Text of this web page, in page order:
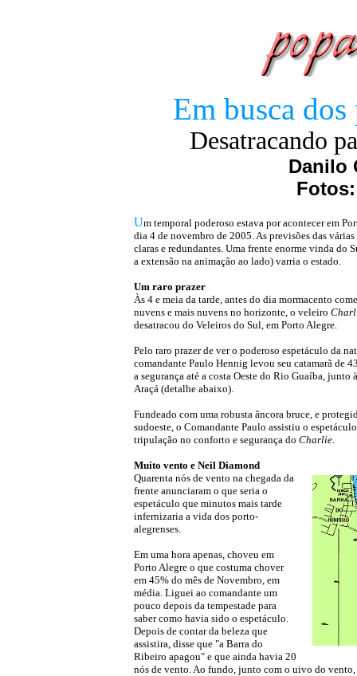
Em busca dos
Desatracando
Danilo
Um temporal poderoso estava por acontecer em
dia 4 de novembro de 2005. As previsões das várias
claras e redundantes. Uma frente enorme vinda do
a extensão na animação ao lado) varria o estado.
Um raro prazer
Às 4 e meia da tarde, antes do dia mormacento
nuvens e mais nuvens no horizonte, o veleiro
desatracou do Veleiros do Sul, em Porto Alegre.
Pelo raro prazer de ver o poderoso espetáculo da
comandante Paulo Hennig levou seu catamarã de
a segurança até a costa Oeste do Rio Guaíba, junto
Araçá (detalhe abaixo).
Fundeado com uma robusta âncora bruce, e
sudoeste, o Comandante Paulo assistiu o
tripulação no conforto e segurança do Charlie.
Muito vento e Neil Diamond
Quarenta nós de vento na chegada da
frente anunciaram o que seria o
espetáculo que minutos mais tarde
infernizaria a vida dos porto-
alegrenses.
Em uma hora apenas, choveu em
Porto Alegre o que costuma chover
em 45% do mês de Novembro, em
média. Liguei ao comandante um
pouco depois da tempestade para
saber como havia sido o espetáculo.
Depois de contar da beleza que
assistira, disse que "a Barra do
Ribeiro apagou" e que ainda havia 20
nós de vento. Ao fundo, junto com o uivo do